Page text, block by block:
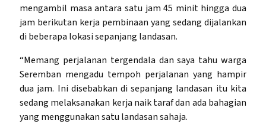
mengambil masa antara satu jam 45 minit hingga dua
jam berikutan kerja pembinaan yang sedang dijalankan
di beberapa lokasi sepanjang landasan.
“Memang perjalanan tergendala dan saya tahu warga
Seremban mengadu tempoh perjalanan yang hampir
dua jam. Ini disebabkan di sepanjang landasan itu kita
sedang melaksanakan kerja naik taraf dan ada bahagian
yang menggunakan satu landasan sahaja.